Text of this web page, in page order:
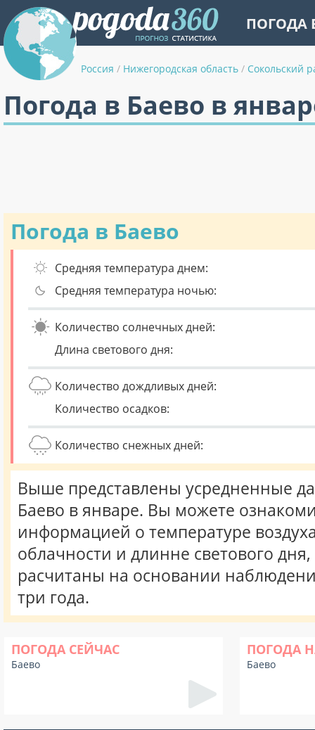
ПОГОДА
Россия / Нижегородская область / Сокольский
Погода в Баево в
Погода в Баево
Средняя температура днем:
Средняя температура ночью:
Количество солнечных дней:
Длина светового дня:
Количество дождливых дней:
Количество осадков:
Количество снежных дней:
Выше представлены усредненные
Баево в январе. Вы можете
информацией о температуре
облачности и длинне светового
расчитаны на основании
три года.
ПОГОДА СЕЙЧАС
Баево
ПОГОДА
Баево